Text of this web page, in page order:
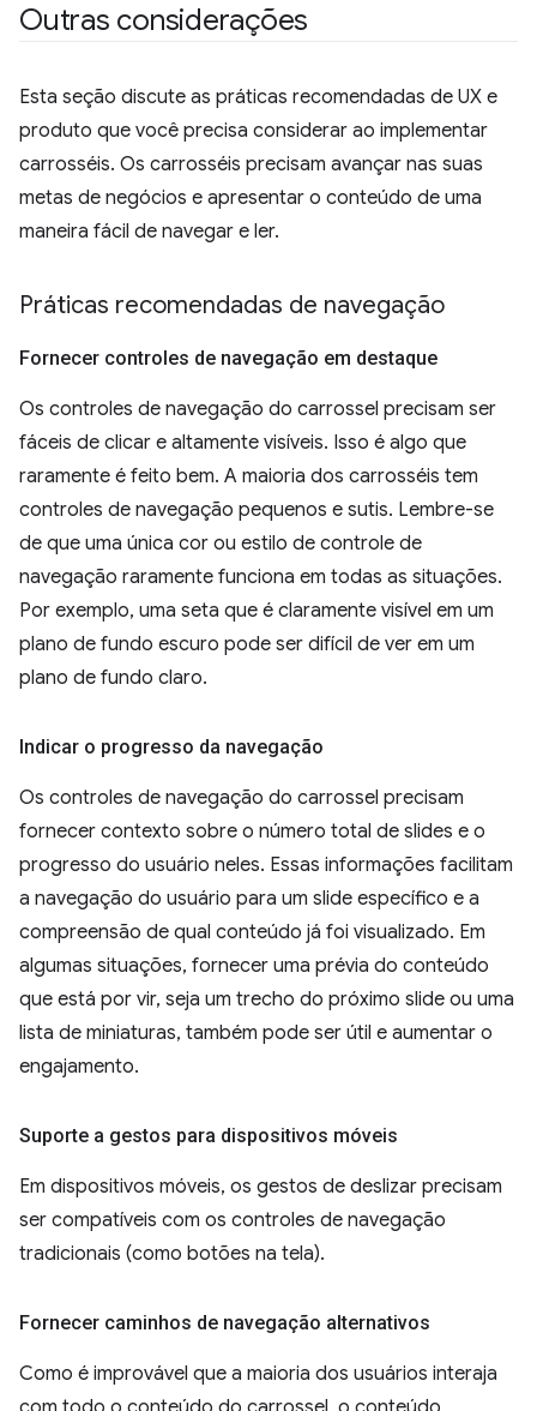
Outras considerações
Esta seção discute as práticas recomendadas de UX e
produto que você precisa considerar ao implementar
carrosséis. Os carrosséis precisam avançar nas suas
metas de negócios e apresentar o conteúdo de uma
maneira fácil de navegar e ler.
Práticas recomendadas de navegação
Fornecer controles de navegação em destaque
Os controles de navegação do carrossel precisam ser
fáceis de clicar e altamente visíveis. Isso é algo que
raramente é feito bem. A maioria dos carrosséis tem
controles de navegação pequenos e sutis. Lembre-se
de que uma única cor ou estilo de controle de
navegação raramente funciona em todas as situações.
Por exemplo, uma seta que é claramente visível em um
plano de fundo escuro pode ser difícil de ver em um
plano de fundo claro.
Indicar o progresso da navegação
Os controles de navegação do carrossel precisam
fornecer contexto sobre o número total de slides e o
progresso do usuário neles. Essas informações facilitam
a navegação do usuário para um slide específico e a
compreensão de qual conteúdo já foi visualizado. Em
algumas situações, fornecer uma prévia do conteúdo
que está por vir, seja um trecho do próximo slide ou uma
lista de miniaturas, também pode ser útil e aumentar o
engajamento.
Suporte a gestos para dispositivos móveis
Em dispositivos móveis, os gestos de deslizar precisam
ser compatíveis com os controles de navegação
tradicionais (como botões na tela).
Fornecer caminhos de navegação alternativos
Como é improvável que a maioria dos usuários interaja